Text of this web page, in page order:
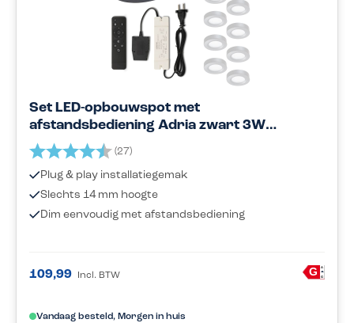
Set LED-opbouwspot met
afstandsbediening Adria zwart 3W
dimbaar 1-12 stuks
Beoordeling: (27)
Plug & play installatiegemak
Slechts 14 mm hoogte
Dim eenvoudig met afstandsbediening
109,99 Incl. BTW G A
G
Vandaag besteld, Morgen in huis